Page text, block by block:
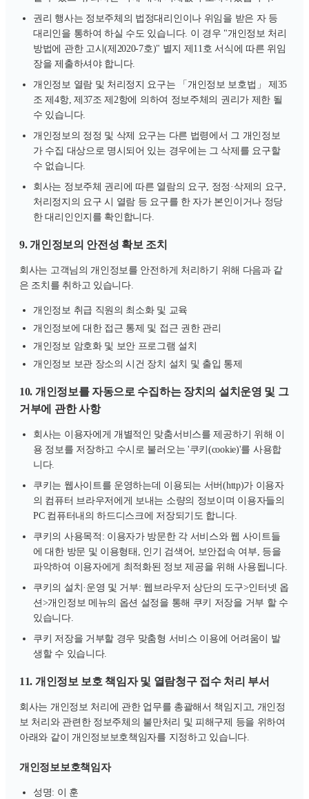
권리 행사는 정보주체의 법정대리인이나 위임을 받은 자 등
대리인을 통하여 하실 수도 있습니다. 이 경우 "개인정보 처리
방법에 관한 고시(제2020-7호)" 별지 제11호 서식에 따른 위임
장을 제출하셔야 합니다.
개인정보 열람 및 처리정지 요구는 「개인정보 보호법」 제35
조 제4항, 제37조 제2항에 의하여 정보주체의 권리가 제한 될
수 있습니다.
개인정보의 정정 및 삭제 요구는 다른 법령에서 그 개인정보
가 수집 대상으로 명시되어 있는 경우에는 그 삭제를 요구할
수 없습니다.
회사는 정보주체 권리에 따른 열람의 요구, 정정·삭제의 요구,
처리정지의 요구 시 열람 등 요구를 한 자가 본인이거나 정당
한 대리인인지를 확인합니다.
9. 개인정보의 안전성 확보 조치
회사는 고객님의 개인정보를 안전하게 처리하기 위해 다음과 같
은 조치를 취하고 있습니다.
개인정보 취급 직원의 최소화 및 교육
개인정보에 대한 접근 통제 및 접근 권한 관리
개인정보 암호화 및 보안 프로그램 설치
개인정보 보관 장소의 시건 장치 설치 및 출입 통제
10. 개인정보를 자동으로 수집하는 장치의 설치운영 및 그
거부에 관한 사항
회사는 이용자에게 개별적인 맞춤서비스를 제공하기 위해 이
용 정보를 저장하고 수시로 불러오는 '쿠키(cookie)'를 사용합
니다.
쿠키는 웹사이트를 운영하는데 이용되는 서버(http)가 이용자
의 컴퓨터 브라우저에게 보내는 소량의 정보이며 이용자들의
PC 컴퓨터내의 하드디스크에 저장되기도 합니다.
쿠키의 사용목적: 이용자가 방문한 각 서비스와 웹 사이트들
에 대한 방문 및 이용형태, 인기 검색어, 보안접속 여부, 등을
파악하여 이용자에게 최적화된 정보 제공을 위해 사용됩니다.
쿠키의 설치·운영 및 거부: 웹브라우저 상단의 도구>인터넷 옵
션>개인정보 메뉴의 옵션 설정을 통해 쿠키 저장을 거부 할 수
있습니다.
쿠키 저장을 거부할 경우 맞춤형 서비스 이용에 어려움이 발
생할 수 있습니다.
11. 개인정보 보호 책임자 및 열람청구 접수 처리 부서
회사는 개인정보 처리에 관한 업무를 총괄해서 책임지고, 개인정
보 처리와 관련한 정보주체의 불만처리 및 피해구제 등을 위하여
아래와 같이 개인정보보호책임자를 지정하고 있습니다.
개인정보보호책임자
성명: 이 훈